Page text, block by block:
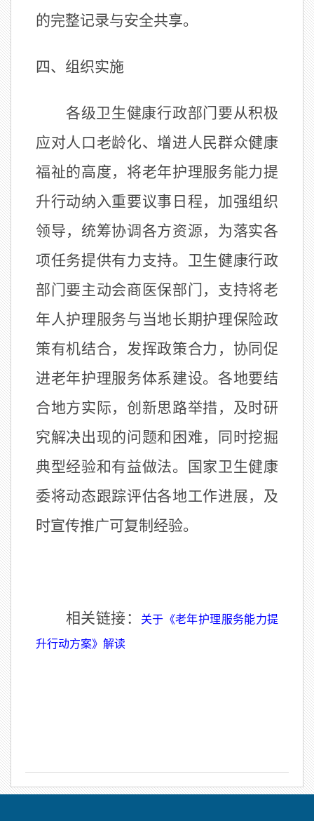
的完整记录与安全共享。
四、组织实施
各级卫生健康行政部门要从积极
应对人口老龄化、增进人民群众健康
福祉的高度，将老年护理服务能力提
升行动纳入重要议事日程，加强组织
领导，统筹协调各方资源，为落实各
项任务提供有力支持。卫生健康行政
部门要主动会商医保部门，支持将老
年人护理服务与当地长期护理保险政
策有机结合，发挥政策合力，协同促
进老年护理服务体系建设。各地要结
合地方实际，创新思路举措，及时研
究解决出现的问题和困难，同时挖掘
典型经验和有益做法。国家卫生健康
委将动态跟踪评估各地工作进展，及
时宣传推广可复制经验。
相关链接： 关于《老年护理服务能力提
升行动方案》解读